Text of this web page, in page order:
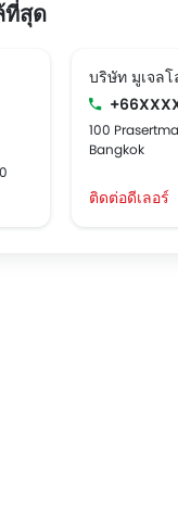
ที่สุด
บริษัท มูเจล
100
Bangkok
ติดต่อดีเลอร์